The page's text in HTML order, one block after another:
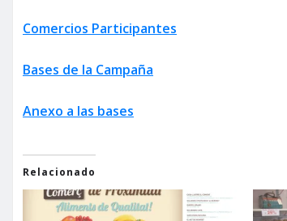
Comercios Participantes
Bases de la Campaña
Anexo a las bases
Relacionado